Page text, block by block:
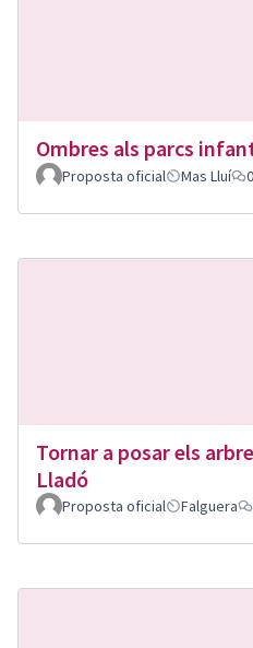
Ombres als parcs
Proposta oficial
Mas Lluí 0
Tornar a posar els
Lladó
Proposta oficial Falguera